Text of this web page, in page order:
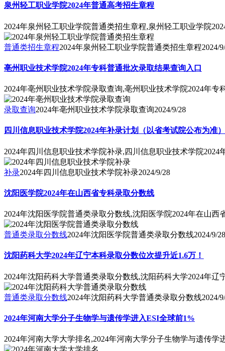
泉州轻工职业学院2024年普通高考招生章程
2024年泉州轻工职业学院普通类招生章程,泉州轻工职业学院
普通类招生章程2024年泉州轻工职业学院普通类招生章程2024/
亳州职业技术学院2024年专科普通批次录取结果查询入口
2024年亳州职业技术学院录取查询,亳州职业技术学院2024年专
录取查询2024年亳州职业技术学院录取查询2024/9/28
四川信息职业技术学院2024年补录计划（以省考试院公布为准）
2024年四川信息职业技术学院补录,四川信息职业技术学院2024
补录2024年四川信息职业技术学院补录2024/9/28
沈阳医学院2024年在山西省专科录取分数线
2024年沈阳医学院普通类录取分数线,沈阳医学院2024年在山西
普通类录取分数线2024年沈阳医学院普通类录取分数线2024/9/28
沈阳药科大学2024年辽宁本科录取分数位次提升近1.6万！
2024年沈阳药科大学普通类录取分数线,沈阳药科大学2024年辽
普通类录取分数线2024年沈阳药科大学普通类录取分数线2024/
2024年河南大学分子生物学与遗传学进入ESI全球前1%
2024年河南大学大学排名,2024年河南大学分子生物学与遗传学